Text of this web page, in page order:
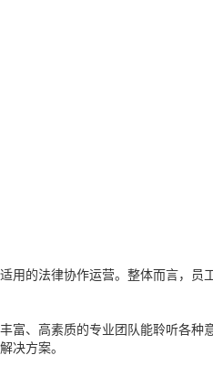
用的法律协作运营。整体而言，员
富、高素质的专业团队能聆听各种
决方案。